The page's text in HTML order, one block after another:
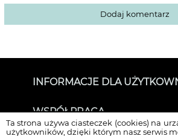
Ta strona używa ciasteczek (cookies) na
użytkowników, dzięki którym nasz serwis
Dodaj komentarz
INFORMACJE DLA
O SUKIENKOWO
Kontakt
WSPÓŁPRACA
Dla mediów i Influenserów